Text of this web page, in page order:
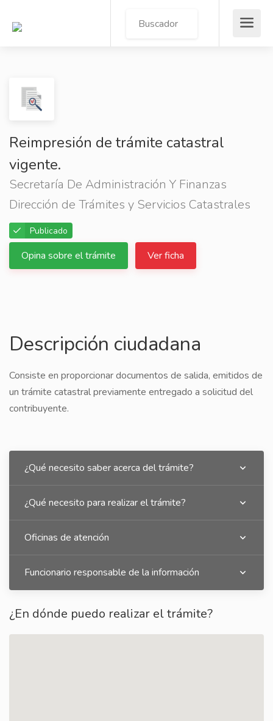
Reimpresión de trámite catastral
vigente.
Secretaría De Administración Y Finanzas
Dirección de Trámites y Servicios Catastrales
Publicado
Opina sobre el trámite Ver ficha
Descripción ciudadana
Consiste en proporcionar documentos de salida, emitidos de
un trámite catastral previamente entregado a solicitud del
contribuyente.
¿Qué necesito saber acerca del trámite?
¿Qué necesito para realizar el trámite?
Oficinas de atención
Funcionario responsable de la información
¿En dónde puedo realizar el trámite?